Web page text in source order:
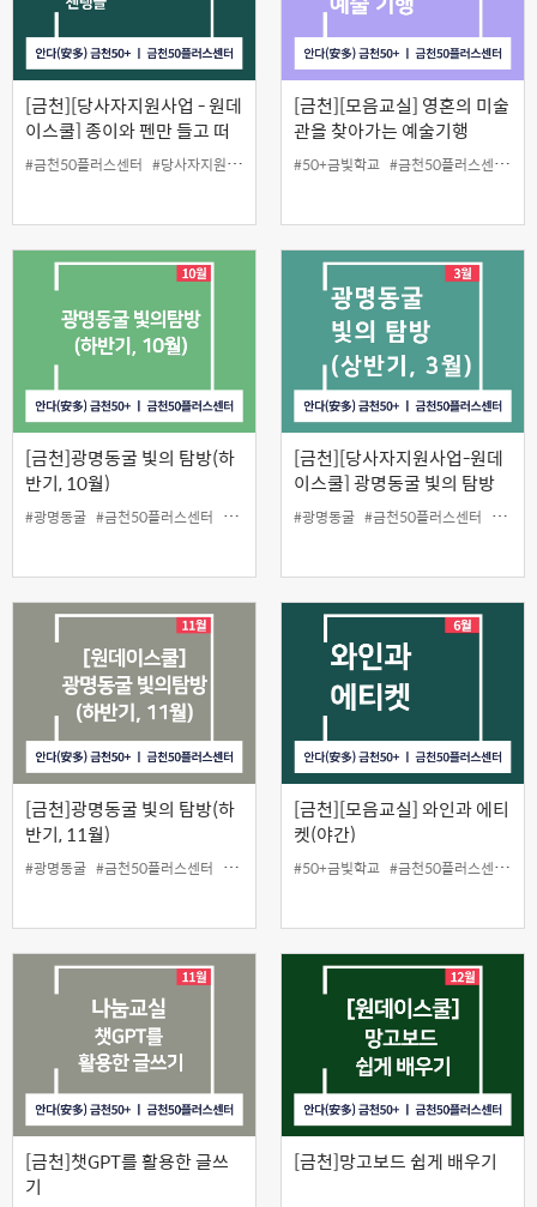
[금천][당사자지원사업 - 원데
이스쿨] 종이와 펜만 들고 떠
나는 나만의 힐링 여행 "젠탱
글"
#금천50플러스센터 #당사자지원 #원데이스쿨 #종이와 펜만 들고 떠나는 나만의
[금천][모음교실] 영혼의 미술
관을 찾아가는 예술기행
#50+금빛학교 #금천50플러스센터
[금천]광명동굴 빛의 탐방(하
반기, 10월)
#광명동굴 #금천50플러스센터 #당사자지원 #원데이스쿨
[금천][당사자지원사업-원데
이스쿨] 광명동굴 빛의 탐방
(상반기, 3월)
#광명동굴 #금천50플러스센터 #당사
[금천]광명동굴 빛의 탐방(하
반기, 11월)
#광명동굴 #금천50플러스센터 #당사자지원 #동굴 #원데이스쿨
[금천][모음교실] 와인과 에티
켓(야간)
#50+금빛학교 #금천50플러스센터
[금천]챗GPT를 활용한 글쓰
기
[금천]망고보드 쉽게 배우기